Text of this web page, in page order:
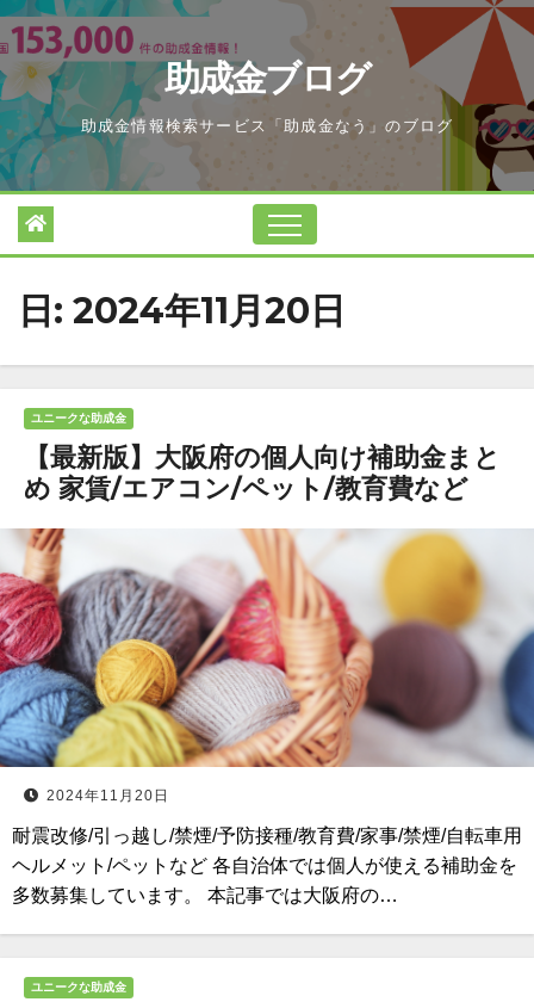
Skip
to
content
助成金ブログ
助成金情報検索サービス「助成金なう」のブログ
日: 2024年11月20日
ユニークな助成金
【最新版】大阪府の個人向け補助金まと
め 家賃/エアコン/ペット/教育費など
2024年11月20日
耐震改修/引っ越し/禁煙/予防接種/教育費/家事/禁煙/自転車用
ヘルメット/ペットなど 各自治体では個人が使える補助金を
多数募集しています。 本記事では大阪府の…
ユニークな助成金